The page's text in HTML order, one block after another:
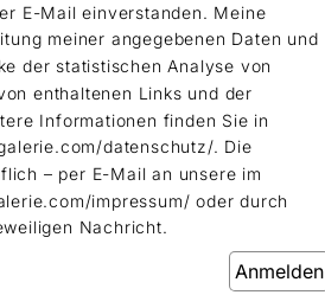
E-Mail einverstanden. Meine
meiner angegebenen Daten und
der statistischen Analyse von
enthaltenen Links und der
Informationen finden Sie in
datenschutz/. Die
– per E-Mail an unsere im
impressum/ oder durch
Nachricht.
Anmelden